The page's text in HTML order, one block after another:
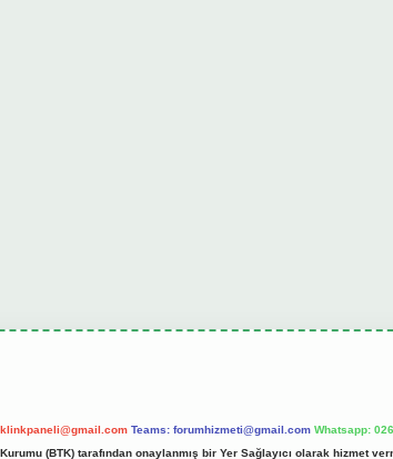
Teams: forumhizmeti@gmail.com Whatsapp:
(BTK) tarafından onaylanmış bir Yer Sağlayıcı olarak hizmet